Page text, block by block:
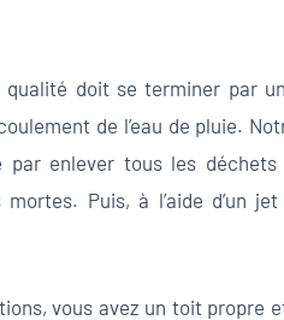
doit se terminer par
de l’eau de pluie.
par enlever tous les
Puis, à l’aide d’un jet
vous avez un toit propre